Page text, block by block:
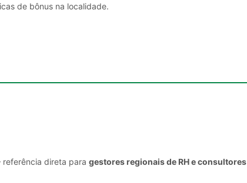
de bônus na localidade.
direta para gestores regionais de RH e consultores